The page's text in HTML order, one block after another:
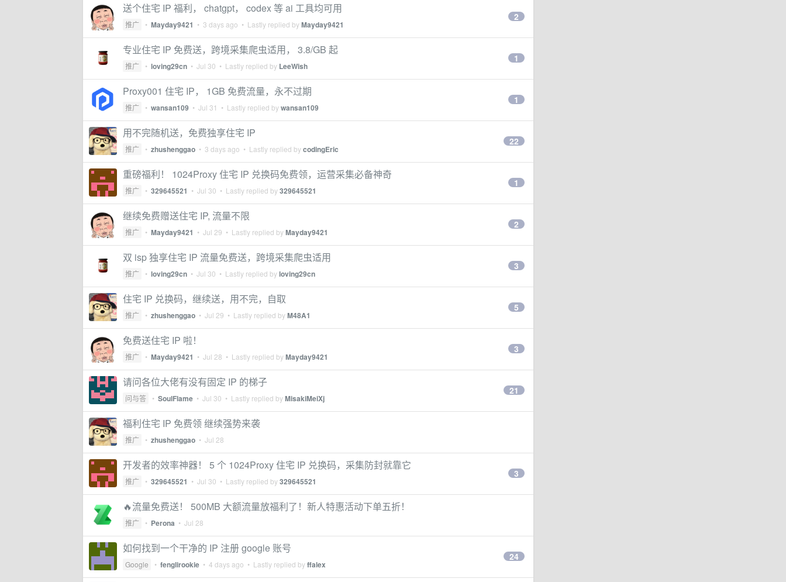
送个住宅 IP 福利， chatgpt， codex 等 ai 工具均可用
推广 • Mayday9421 • 3 days ago • Lastly replied byMayday9421
2
专业住宅 IP 免费送，跨境采集爬虫适用， 3.8/GB 起
推广 • loving29cn • Jul 30 • Lastly replied by LeeWish
1
Proxy001 住宅 IP， 1GB 免费流量，永不过期
推广 • wansan109 • Jul 31 • Lastly replied bywansan109
1
用不完随机送，免费独享住宅 IP
推广 • zhushenggao • 3 days ago • Lastly replied bycodingEric
22
重磅福利！ 1024Proxy 住宅 IP 兑换码免费领，运营采集必备神奇
推广 • 329645521 • Jul 30 • Lastly replied by329645521
1
继续免费赠送住宅 IP, 流量不限
推广 • Mayday9421 • Jul 29 • Lastly replied byMayday9421
2
双 isp 独享住宅 IP 流量免费送，跨境采集爬虫适用
推广 • loving29cn • Jul 30 • Lastly replied byloving29cn
3
住宅 IP 兑换码，继续送，用不完，自取
推广 • zhushenggao • Jul 29 • Lastly replied byM48A1
5
免费送住宅 IP 啦！
推广 • Mayday9421 • Jul 28 • Lastly replied byMayday9421
3
请问各位大佬有没有固定 IP 的梯子
问与答 • SoulFlame • Jul 30 • Lastly replied byMisakiMeiXj
21
福利住宅 IP 免费领 继续强势来袭
推广 • zhushenggao • Jul 28
开发者的效率神器！ 5 个 1024Proxy 住宅 IP 兑换码，采集防封就靠它
推广 • 329645521 • Jul 30 • Lastly replied by329645521
3
🔥流量免费送！ 500MB 大额流量放福利了！新人特惠活动下单五折！
推广 • Perona • Jul 28
如何找到一个干净的 IP 注册 google 账号
Google • fenglirookie • 4 days ago • Lastly replied byffalex
24